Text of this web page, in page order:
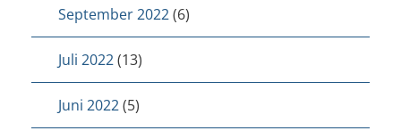
September 2022(6)
Juli 2022(13)
Juni 2022(5)